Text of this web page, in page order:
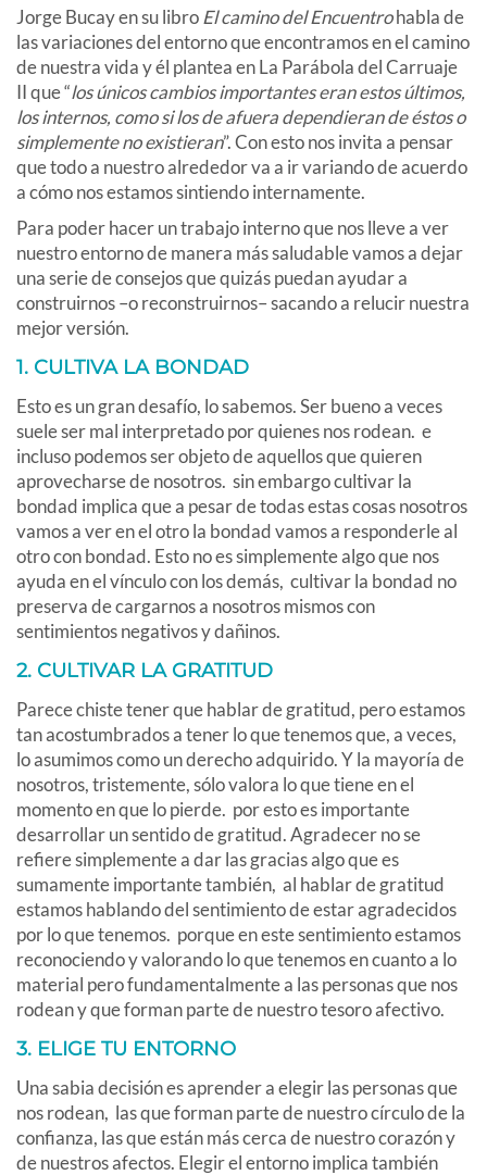
Jorge Bucay en su libroEl camino del Encuentrohabla de
las variaciones del entorno que encontramos en el camino
de nuestra vida y él plantea en La Parábola del Carruaje
II que “los únicos cambios importantes eran estos últimos,
los internos, como si los de afuera dependieran de éstos o
simplemente no existieran”. Con esto nos invita a pensar
que todo a nuestro alrededor va a ir variando de acuerdo
a cómo nos estamos sintiendo internamente.
Para poder hacer un trabajo interno que nos lleve a ver
nuestro entorno de manera más saludable vamos a dejar
una serie de consejos que quizás puedan ayudar a
construirnos –o reconstruirnos– sacando a relucir nuestra
mejor versión.
1. CULTIVA LA BONDAD
Esto es un gran desafío, lo sabemos. Ser bueno a veces
suele ser mal interpretado por quienes nos rodean. e
incluso podemos ser objeto de aquellos que quieren
aprovecharse de nosotros. sin embargo cultivar la
bondad implica que a pesar de todas estas cosas nosotros
vamos a ver en el otro la bondad vamos a responderle al
otro con bondad. Esto no es simplemente algo que nos
ayuda en el vínculo con los demás, cultivar la bondad no
preserva de cargarnos a nosotros mismos con
sentimientos negativos y dañinos.
2. CULTIVAR LA GRATITUD
Parece chiste tener que hablar de gratitud, pero estamos
tan acostumbrados a tener lo que tenemos que, a veces,
lo asumimos como un derecho adquirido. Y la mayoría de
nosotros, tristemente, sólo valora lo que tiene en el
momento en que lo pierde. por esto es importante
desarrollar un sentido de gratitud. Agradecer no se
refiere simplemente a dar las gracias algo que es
sumamente importante también, al hablar de gratitud
estamos hablando del sentimiento de estar agradecidos
por lo que tenemos. porque en este sentimiento estamos
reconociendo y valorando lo que tenemos en cuanto a lo
material pero fundamentalmente a las personas que nos
rodean y que forman parte de nuestro tesoro afectivo.
3. ELIGE TU ENTORNO
Una sabia decisión es aprender a elegir las personas que
nos rodean, las que forman parte de nuestro círculo de la
confianza, las que están más cerca de nuestro corazón y
de nuestros afectos. Elegir el entorno implica también